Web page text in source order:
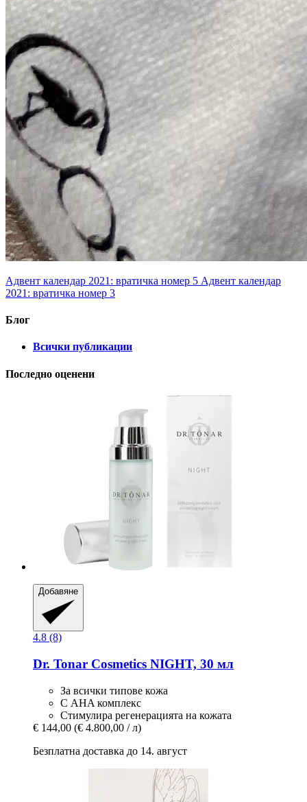
Адвент календар 2021: вратичка номер 5 Адвент календар
2021: вратичка номер 3
Блог
Всички публикации
Последно оценени
Добавяне
4.8 (8)
Dr. Tonar Cosmetics NIGHT, 30 мл
За всички типове кожа
С AHA комплекс
Стимулира регенерацията на кожата
€ 144,00 (€ 4.800,00 / л)
Безплатна доставка до 14. август